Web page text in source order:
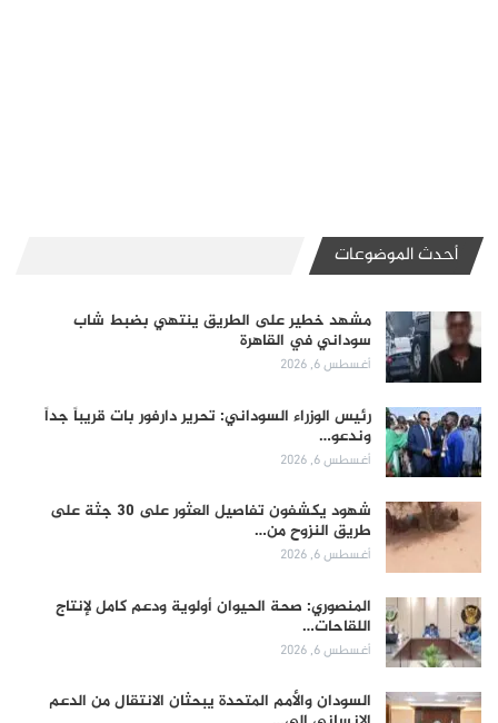
أحدث الموضوعات
مشهد خطير على الطريق ينتهي بضبط شاب
سوداني في القاهرة
أغسطس 6, 2026
رئيس الوزراء السوداني: تحرير دارفور بات قريباً جداً
وندعو…
أغسطس 6, 2026
شهود يكشفون تفاصيل العثور على 30 جثة على
طريق النزوح من…
أغسطس 6, 2026
المنصوري: صحة الحيوان أولوية ودعم كامل لإنتاج
اللقاحات…
أغسطس 6, 2026
السودان والأمم المتحدة يبحثان الانتقال من الدعم